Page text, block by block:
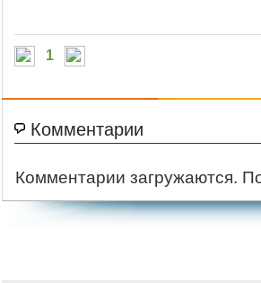
1
Комментарии
Комментарии загружаются.